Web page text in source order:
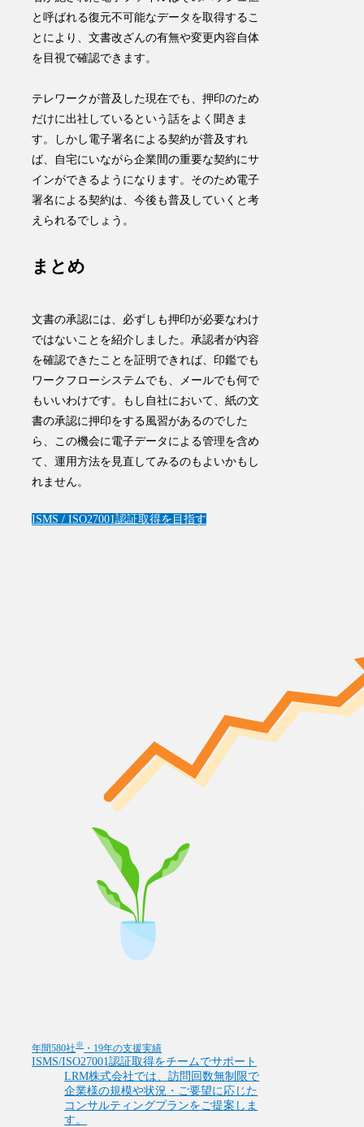
と呼ばれる復元不可能なデータを取得するこ
とにより、文書改ざんの有無や変更内容自体
を目視で確認できます。
テレワークが普及した現在でも、押印のため
だけに出社しているという話をよく聞きま
す。しかし電子署名による契約が普及すれ
ば、自宅にいながら企業間の重要な契約にサ
インができるようになります。そのため電子
署名による契約は、今後も普及していくと考
えられるでしょう。
まとめ
文書の承認には、必ずしも押印が必要なわけ
ではないことを紹介しました。承認者が内容
を確認できたことを証明できれば、印鑑でも
ワークフローシステムでも、メールでも何で
もいいわけです。もし自社において、紙の文
書の承認に押印をする風習があるのでした
ら、この機会に電子データによる管理を含め
て、運用方法を見直してみるのもよいかもし
れません。
ISMS / ISO27001認証取得を目指す
年間580社※・19年の支援実績
ISMS/ISO27001認証取得をチームでサポート
LRM株式会社では、訪問回数無制限で
企業様の規模や状況・ご要望に応じた
コンサルティングプランをご提案しま
す。